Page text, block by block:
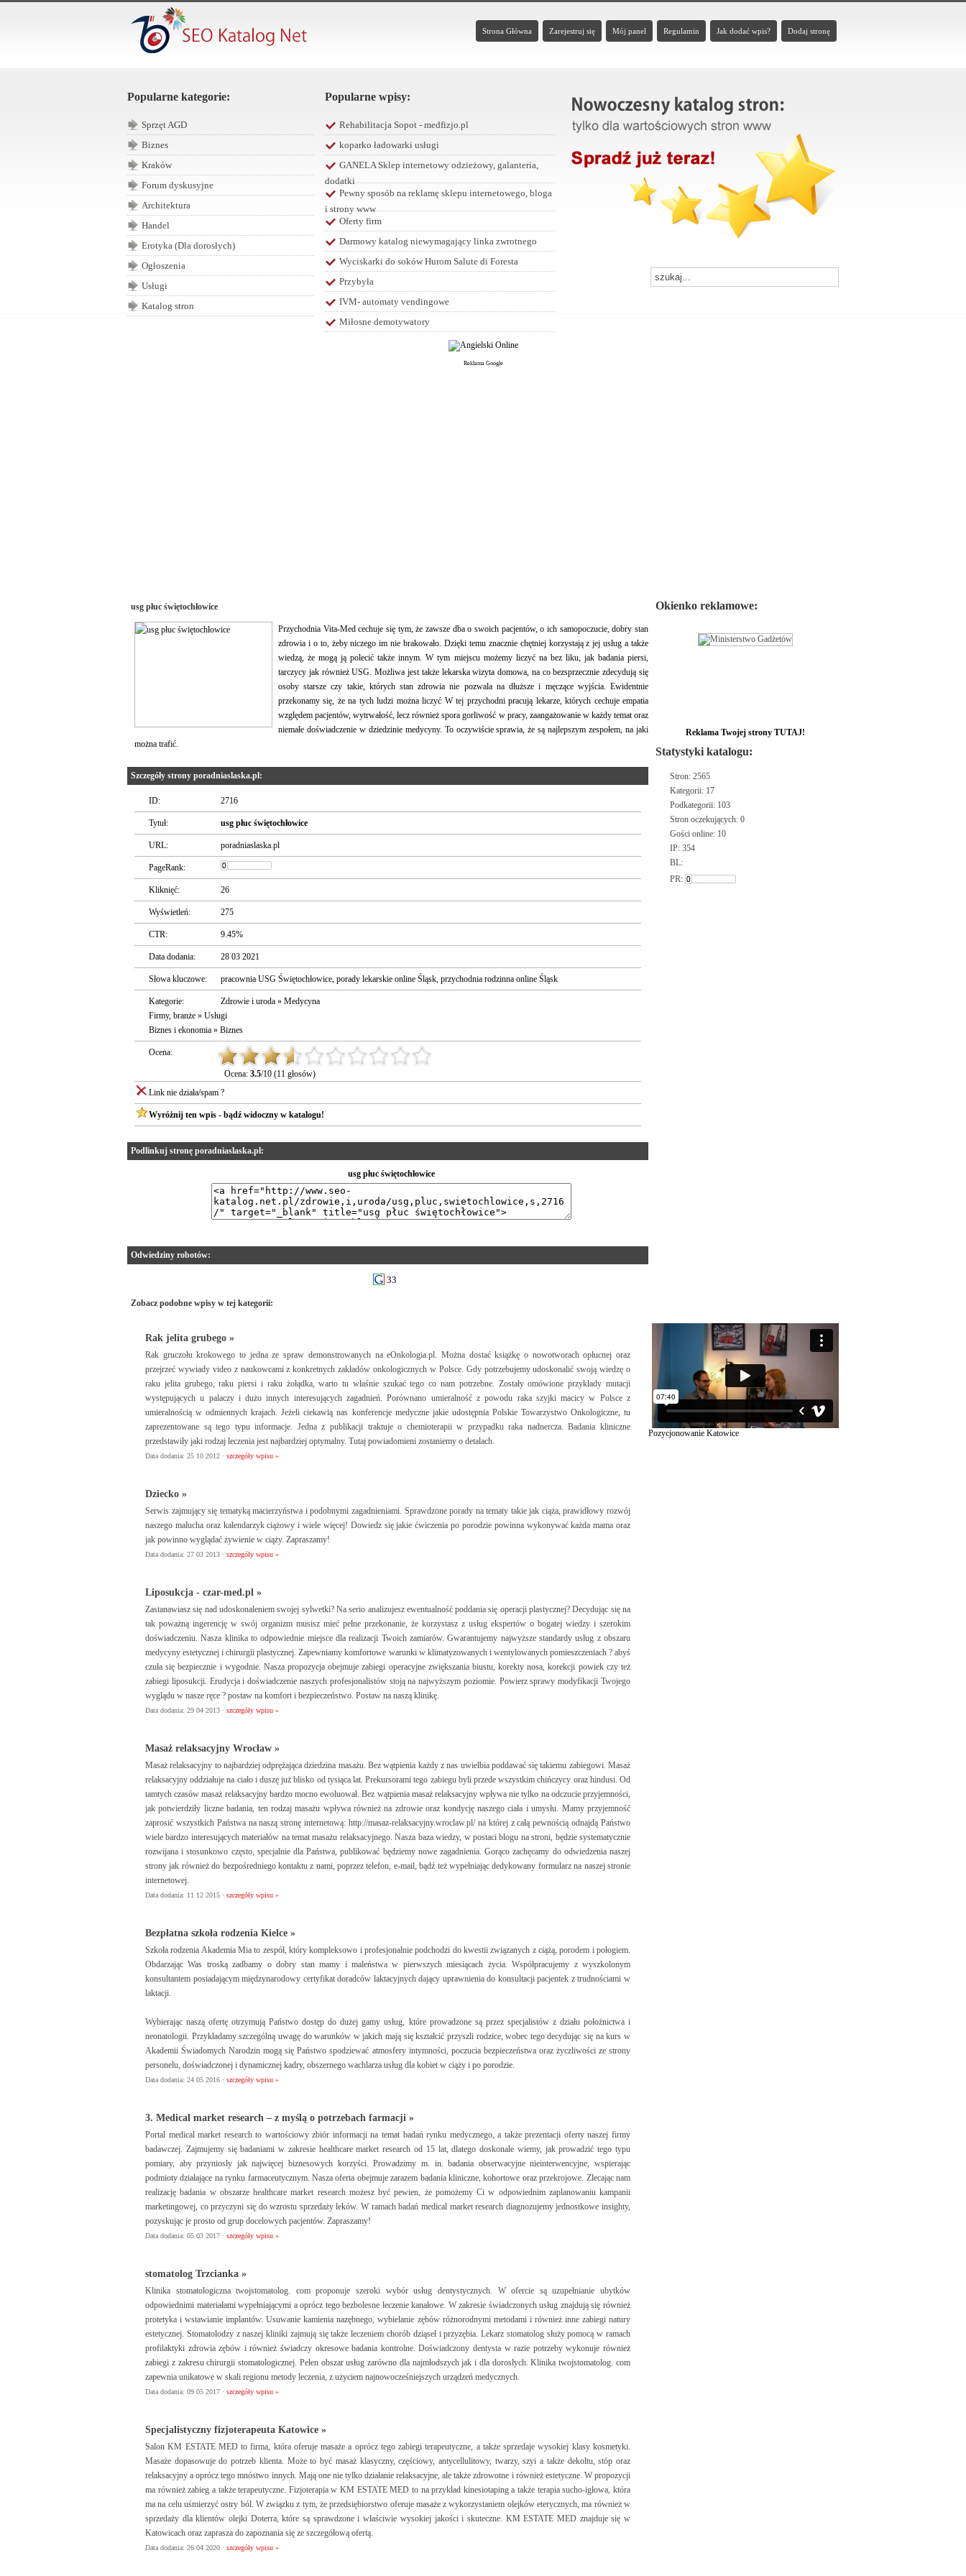
Strona Główna Zarejestruj się Mój panel Regulamin Jak dodać wpis? Dodaj stronę
Popularne kategorie:
Sprzęt AGD
Biznes
Kraków
Forum dyskusyjne
Architektura
Handel
Erotyka (Dla dorosłych)
Ogłoszenia
Usługi
Katalog stron
Popularne wpisy:
Rehabilitacja Sopot - medfizjo.pl
koparko ładowarki usługi
GANELA Sklep internetowy odzieżowy, galanteria,
dodatki
Pewny sposób na reklamę sklepu internetowego, bloga
i strony www
Oferty firm
Darmowy katalog niewymagający linka zwrotnego
Wyciskarki do soków Hurom Salute di Foresta
Przybyła
IVM- automaty vendingowe
Miłosne demotywatory
Reklama Google
Okienko reklamowe:
Reklama Twojej strony TUTAJ!
Statystyki katalogu:
Stron: 2565
Kategorii: 17
Podkategorii: 103
Stron oczekujących: 0
Gości online: 10
IP: 354
BL:
PR:
usg płuc świętochłowice
Przychodnia Vita-Med cechuje się tym, że zawsze dba o swoich pacjentów, o ich samopoczucie, dobry stan
zdrowia i o to, żeby niczego im nie brakowało. Dzięki temu znacznie chętniej korzystają z jej usług a także
wiedzą, że mogą ją polecić także innym. W tym miejscu możemy liczyć na bez liku, jak badania piersi,
tarczycy jak również USG. Możliwa jest także lekarska wizyta domowa, na co bezsprzecznie zdecydują się
osoby starsze czy takie, których stan zdrowia nie pozwala na dłuższe i męczące wyjścia. Ewidentnie
przekonamy się, że na tych ludzi można liczyć W tej przychodni pracują lekarze, których cechuje empatia
względem pacjentów, wytrwałość, lecz również spora gorliwość w pracy, zaangażowanie w każdy temat oraz
niemałe doświadczenie w dziedzinie medycyny. To oczywiście sprawia, że są najlepszym zespołem, na jaki
można trafić.
Szczegóły strony poradniaslaska.pl:
ID: 2716
Tytuł: usg płuc świętochłowice
URL: poradniaslaska.pl
PageRank:
Kliknięć: 26
Wyświetleń: 275
CTR: 9.45%
Data dodania: 28 03 2021
Słowa kluczowe: pracownia USG Świętochłowice, porady lekarskie online Śląsk, przychodnia rodzinna online Śląsk
Kategorie: Zdrowie i uroda » Medycyna
Firmy, branże » Usługi
Biznes i ekonomia » Biznes
Ocena:
Ocena: 3.5/10 (11 głosów)
Link nie działa/spam ?
Wyróżnij ten wpis - bądź widoczny w katalogu!
Podlinkuj stronę poradniaslaska.pl:
usg płuc świętochłowice
Odwiedziny robotów:
33
Zobacz podobne wpisy w tej kategorii:
Rak jelita grubego »
Rak gruczołu krokowego to jedna ze spraw demonstrowanych na eOnkologia.pl. Można dostać książkę o nowotworach opłucnej oraz
przejrzeć wywiady video z naukowcami z konkretnych zakładów onkologicznych w Polsce. Gdy potrzebujemy udoskonalić swoją wiedzę o
raku jelita grubego, raku piersi i raku żołądka, warto tu właśnie szukać tego co nam potrzebne. Zostały omówione przykłady mutacji
występujących u palaczy i dużo innych interesujących zagadnień. Porównano umieralność z powodu raka szyjki macicy w Polsce z
umieralnością w odmiennych krajach. Jeżeli ciekawią nas konferencje medyczne jakie udostępnia Polskie Towarzystwo Onkologiczne, tu
zaprezentowane są tego typu informacje. Jedna z publikacji traktuje o chemioterapii w przypadku raka nadnercza. Badania kliniczne
przedstawiły jaki rodzaj leczenia jest najbardziej optymalny. Tutaj powiadomieni zostaniemy o detalach.
Data dodania: 25 10 2012 · szczegóły wpisu »
Dziecko »
Serwis zajmujący się tematyką macierzyństwa i podobnymi zagadnieniami. Sprawdzone porady na tematy takie jak ciąża, prawidłowy rozwój
naszego malucha oraz kalendarzyk ciążowy i wiele więcej! Dowiedz się jakie ćwiczenia po porodzie powinna wykonywać każda mama oraz
jak powinno wyglądać żywienie w ciąży. Zapraszamy!
Data dodania: 27 03 2013 · szczegóły wpisu »
Liposukcja - czar-med.pl »
Zastanawiasz się nad udoskonaleniem swojej sylwetki? Na serio analizujesz ewentualność poddania się operacji plastycznej? Decydując się na
tak poważną ingerencję w swój organizm musisz mieć pełne przekonanie, że korzystasz z usług ekspertów o bogatej wiedzy i szerokim
doświadczeniu. Nasza klinika to odpowiednie miejsce dla realizacji Twoich zamiarów. Gwarantujemy najwyższe standardy usług z obszaru
medycyny estetycznej i chirurgii plastycznej. Zapewniamy komfortowe warunki w klimatyzowanych i wentylowanych pomieszczeniach ? abyś
czuła się bezpiecznie i wygodnie. Nasza propozycja obejmuje zabiegi operacyjne zwiększania biustu, korekty nosa, korekcji powiek czy też
zabiegi liposukcji. Erudycja i doświadczenie naszych profesjonalistów stoją na najwyższym poziomie. Powierz sprawy modyfikacji Twojego
wyglądu w nasze ręce ? postaw na komfort i bezpieczeństwo. Postaw na naszą klinikę.
Data dodania: 29 04 2013 · szczegóły wpisu »
Masaż relaksacyjny Wrocław »
Masaż relaksacyjny to najbardziej odprężająca dziedzina masażu. Bez wątpienia każdy z nas uwielbia poddawać się takiemu zabiegowi. Masaż
relaksacyjny oddziałuje na ciało i duszę już blisko od tysiąca lat. Prekursorami tego zabiegu byli przede wszystkim chińczycy oraz hindusi. Od
tamtych czasów masaż relaksacyjny bardzo mocno ewoluował. Bez wątpienia masaż relaksacyjny wpływa nie tylko na odczucie przyjemności,
jak potwierdziły liczne badania, ten rodzaj masażu wpływa również na zdrowie oraz kondycję naszego ciała i umysłu. Mamy przyjemność
zaprosić wszystkich Państwa na naszą stronę internetową: http://masaz-relaksacyjny.wroclaw.pl/ na której z całą pewnością odnajdą Państwo
wiele bardzo interesujących materiałów na temat masażu relaksacyjnego. Nasza baza wiedzy, w postaci blogu na stroni, będzie systematycznie
rozwijana i stosunkowo często, specjalnie dla Państwa, publikować będziemy nowe zagadnienia. Gorąco zachęcamy do odwiedzenia naszej
strony jak również do bezpośredniego kontaktu z nami, poprzez telefon, e-mail, bądź też wypełniając dedykowany formularz na naszej stronie
internetowej.
Data dodania: 11 12 2015 · szczegóły wpisu »
Bezpłatna szkoła rodzenia Kielce »
Szkoła rodzenia Akademia Mia to zespół, który kompleksowo i profesjonalnie podchodzi do kwestii związanych z ciążą, porodem i połogiem.
Obdarzając Was troską zadbamy o dobry stan mamy i maleństwa w pierwszych miesiącach życia. Współpracujemy z wyszkolonym
konsultantem posiadającym międzynarodowy certyfikat doradców laktacyjnych dający uprawnienia do konsultacji pacjentek z trudnościami w
laktacji.
Wybierając naszą ofertę otrzymują Państwo dostęp do dużej gamy usług, które prowadzone są przez specjalistów z działu położnictwa i
neonatologii. Przykładamy szczególną uwagę do warunków w jakich mają się kształcić przyszli rodzice, wobec tego decydując się na kurs w
Akademii Świadomych Narodzin mogą się Państwo spodziewać atmosfery intymności, poczucia bezpieczeństwa oraz życzliwości ze strony
personelu, doświadczonej i dynamicznej kadry, obszernego wachlarza usług dla kobiet w ciąży i po porodzie.
Data dodania: 24 05 2016 · szczegóły wpisu »
3. Medical market research – z myślą o potrzebach farmacji »
Portal medical market research to wartościowy zbiór informacji na temat badań rynku medycznego, a także prezentacji oferty naszej firmy
badawczej. Zajmujemy się badaniami w zakresie healthcare market research od 15 lat, dlatego doskonale wiemy, jak prowadzić tego typu
pomiary, aby przyniosły jak najwięcej biznesowych korzyści. Prowadzimy m. in. badania obserwacyjne nieinterwencyjne, wspierając
podmioty działające na rynku farmaceutycznym. Nasza oferta obejmuje zarazem badania kliniczne, kohortowe oraz przekrojowe. Zlecając nam
realizację badania w obszarze healthcare market research możesz być pewien, że pomożemy Ci w odpowiednim zaplanowaniu kampanii
marketingowej, co przyczyni się do wzrostu sprzedaży leków. W ramach badań medical market research diagnozujemy jednostkowe insighty,
pozyskując je prosto od grup docelowych pacjentów. Zapraszamy!
Data dodania: 05 03 2017 · szczegóły wpisu »
stomatolog Trzcianka »
Klinika stomatologiczna twojstomatolog. com proponuje szeroki wybór usług dentystycznych. W ofercie są uzupełnianie ubytków
odpowiednimi materiałami wypełniającymi a oprócz tego bezbolesne leczenie kanałowe. W zakresie świadczonych usług znajdują się również
protetyka i wstawianie implantów. Usuwanie kamienia nazębnego, wybielanie zębów różnorodnymi metodami i również inne zabiegi natury
estetycznej. Stomatolodzy z naszej kliniki zajmują się także leczeniem chorób dziąseł i przyzębia. Lekarz stomatolog służy pomocą w ramach
profilaktyki zdrowia zębów i również świadczy okresowe badania kontrolne. Doświadczony dentysta w razie potrzeby wykonuje również
zabiegi z zakresu chirurgii stomatologicznej. Pełen obszar usług zarówno dla najmłodszych jak i dla dorosłych. Klinika twojstomatolog. com
zapewnia unikatowe w skali regionu metody leczenia, z użyciem najnowocześniejszych urządzeń medycznych.
Data dodania: 09 05 2017 · szczegóły wpisu »
Specjalistyczny fizjoterapeuta Katowice »
Salon KM ESTATE MED to firma, która oferuje masaże a oprócz tego zabiegi terapeutyczne, a także sprzedaje wysokiej klasy kosmetyki.
Masaże dopasowuje do potrzeb klienta. Może to być masaż klasyczny, częściowy, antycellulitowy, twarzy, szyi a także dekoltu, stóp oraz
relaksacyjny a oprócz tego mnóstwo innych. Mają one nie tylko działanie relaksacyjne, ale także zdrowotne i również estetyczne. W propozycji
ma również zabieg a także terapeutyczne. Fizjoterapia w KM ESTATE MED to na przykład kinesiotaping a także terapia sucho-igłowa, która
ma na celu uśmierzyć ostry ból. W związku z tym, że przedsiębiorstwo oferuje masaże z wykorzystaniem olejków eterycznych, ma również w
sprzedaży dla klientów olejki Doterra, które są sprawdzone i właściwie wysokiej jakości i skuteczne. KM ESTATE MED znajduje się w
Katowicach oraz zaprasza do zapoznania się ze szczegółową ofertą.
Data dodania: 26 04 2020 · szczegóły wpisu »
Pozycjonowanie Katowice